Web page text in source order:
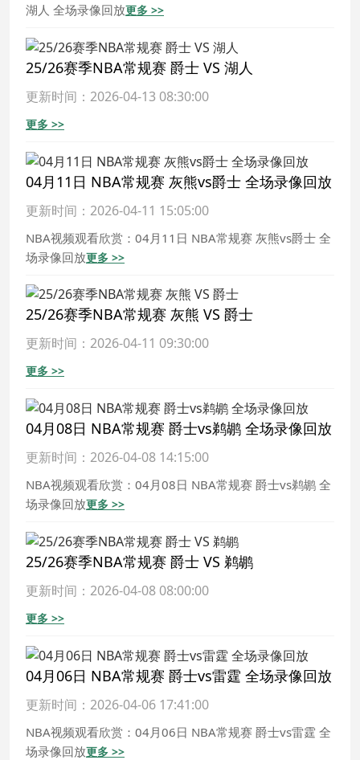
湖人 全场录像回放更多 >>
25/26赛季NBA常规赛 爵士 VS 湖人
更新时间：2026-04-13 08:30:00
更多 >>
04月11日 NBA常规赛 灰熊vs爵士 全场录像回放
更新时间：2026-04-11 15:05:00
NBA视频观看欣赏：04月11日 NBA常规赛 灰熊vs爵士 全
场录像回放更多 >>
25/26赛季NBA常规赛 灰熊 VS 爵士
更新时间：2026-04-11 09:30:00
更多 >>
04月08日 NBA常规赛 爵士vs鹈鹕 全场录像回放
更新时间：2026-04-08 14:15:00
NBA视频观看欣赏：04月08日 NBA常规赛 爵士vs鹈鹕 全
场录像回放更多 >>
25/26赛季NBA常规赛 爵士 VS 鹈鹕
更新时间：2026-04-08 08:00:00
更多 >>
04月06日 NBA常规赛 爵士vs雷霆 全场录像回放
更新时间：2026-04-06 17:41:00
NBA视频观看欣赏：04月06日 NBA常规赛 爵士vs雷霆 全
场录像回放更多 >>